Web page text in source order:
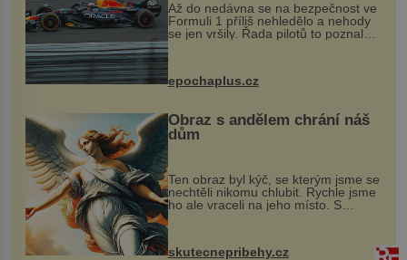
Až do nedávna se na bezpečnost ve
Formuli 1 příliš nehledělo a nehody
se jen vršily. Řada pilotů to poznala
na vlastní kůži, často s trvalými
následky nebo bohužel i ztrátou
života. Dnes nepochopiteln...
epochaplus.cz
Obraz s andělem chrání náš
dům
Ten obraz byl kýč, se kterým jsme se
nechtěli nikomu chlubit. Rychle jsme
ho ale vraceli na jeho místo. S
manželem Vaškem jsme si pořídili
chaloupku, takový domek na severu
Čech, kde jsme si naplánova...
skutecnepribehy.cz